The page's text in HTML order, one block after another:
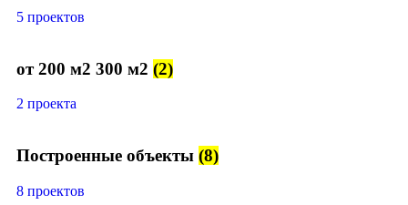
5 проектов
от 200 м2 300 м2 (2)
2 проекта
Построенные объекты (8)
8 проектов